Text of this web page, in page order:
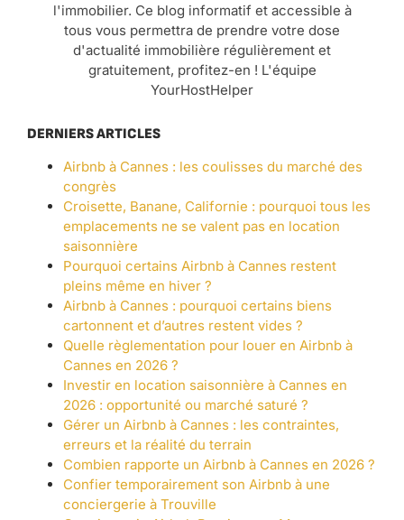
l'immobilier. Ce blog informatif et accessible à
tous vous permettra de prendre votre dose
d'actualité immobilière régulièrement et
gratuitement, profitez-en ! L'équipe
YourHostHelper
DERNIERS ARTICLES
Airbnb à Cannes : les coulisses du marché des
congrès
Croisette, Banane, Californie : pourquoi tous les
emplacements ne se valent pas en location
saisonnière
Pourquoi certains Airbnb à Cannes restent
pleins même en hiver ?
Airbnb à Cannes : pourquoi certains biens
cartonnent et d’autres restent vides ?
Quelle règlementation pour louer en Airbnb à
Cannes en 2026 ?
Investir en location saisonnière à Cannes en
2026 : opportunité ou marché saturé ?
Gérer un Airbnb à Cannes : les contraintes,
erreurs et la réalité du terrain
Combien rapporte un Airbnb à Cannes en 2026 ?
Confier temporairement son Airbnb à une
conciergerie à Trouville